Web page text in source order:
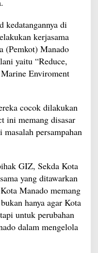
kedatangannya di
kerjasama
(Pemkot) Manado
yaitu “Reduce,
Enviroment
cocok dilakukan
ini memang disasar
persampahan
GIZ, Sekda Kota
yang ditawarkan
Manado memang
hanya agar Kota
untuk perubahan
dalam mengelola